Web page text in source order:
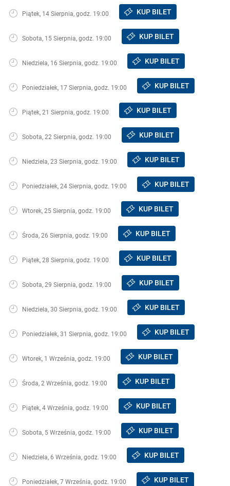
Piątek, 14 Sierpnia, godz. 19:00 KUP BILET
Sobota, 15 Sierpnia, godz. 19:00 KUP BILET
Niedziela, 16 Sierpnia, godz. 19:00 KUP BILET
Poniedziałek, 17 Sierpnia, godz. 19:00 KUP BILET
Piątek, 21 Sierpnia, godz. 19:00 KUP BILET
Sobota, 22 Sierpnia, godz. 19:00 KUP BILET
Niedziela, 23 Sierpnia, godz. 19:00 KUP BILET
Poniedziałek, 24 Sierpnia, godz. 19:00 KUP BILET
Wtorek, 25 Sierpnia, godz. 19:00 KUP BILET
Środa, 26 Sierpnia, godz. 19:00 KUP BILET
Piątek, 28 Sierpnia, godz. 19:00 KUP BILET
Sobota, 29 Sierpnia, godz. 19:00 KUP BILET
Niedziela, 30 Sierpnia, godz. 19:00 KUP BILET
Poniedziałek, 31 Sierpnia, godz. 19:00 KUP BILET
Wtorek, 1 Września, godz. 19:00 KUP BILET
Środa, 2 Września, godz. 19:00 KUP BILET
Piątek, 4 Września, godz. 19:00 KUP BILET
Sobota, 5 Września, godz. 19:00 KUP BILET
Niedziela, 6 Września, godz. 19:00 KUP BILET
Poniedziałek, 7 Września, godz. 19:00 KUP BILET